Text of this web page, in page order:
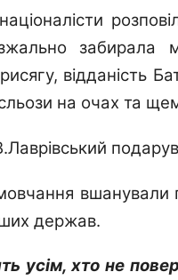
забирала
відданість
на очах та
вшанували
держав.
усім, хто не